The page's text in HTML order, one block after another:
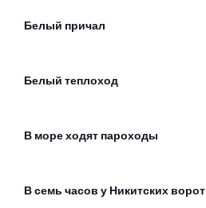
Белый причал
Белый теплоход
В море ходят пароходы
В семь часов у Никитских ворот